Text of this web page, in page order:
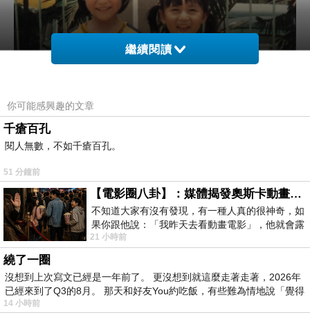
繼續閱讀
你可能感興趣的文章
千瘡百孔
閱人無數，不如千瘡百孔。
51 分鐘前
【電影圈八卦】：媒體揭發奧斯卡動畫項目投票醜聞！好萊塢為什麼看不起動畫電影？
不知道大家有沒有發現，有一種人真的很神奇，如
果你跟他說：「我昨天去看動畫電影」，他就會露
出一種慈祥的微笑，然後問你是不是陪小
21 小時前
繞了一圈
沒想到上次寫文已經是一年前了。 更沒想到就這麼走著走著，2026年
已經來到了Q3的8月。 那天和好友You約吃飯，有些難為情地說「覺得
14 小時前